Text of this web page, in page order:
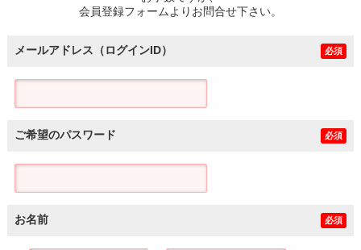
会員登録フォームよりお問合せ下さい。
メールアドレス（ログインID） 必須
ご希望のパスワード 必須
お名前 必須